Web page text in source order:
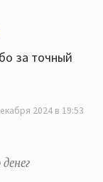
за точный
2024 в 19:53